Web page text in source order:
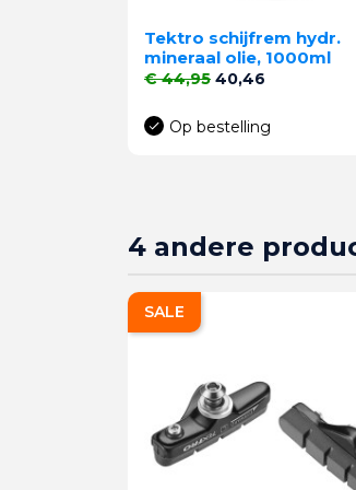
Tektro schijfrem hydr.
mineraal olie, 1000ml
Normale prijs
€ 44,95 Prijs
40,46
Op bestelling
4 andere
SALE